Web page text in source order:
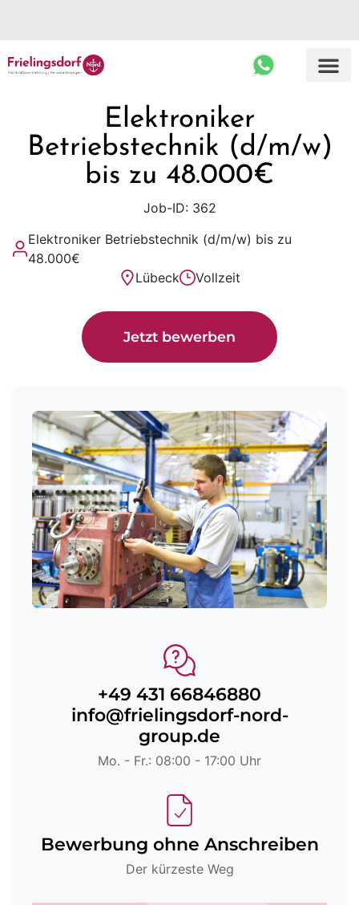
Top Ergebnisse
Elektroniker
Betriebstechnik (d/m/w)
bis zu 48.000€
Job-ID: 362
Elektroniker Betriebstechnik (d/m/w) bis zu
48.000€
Lübeck
Vollzeit
Jetzt bewerben
+49 431 66846880
info@frielingsdorf-nord-
group.de
Mo. - Fr.: 08:00 - 17:00 Uhr
Bewerbung ohne Anschreiben
Der kürzeste Weg